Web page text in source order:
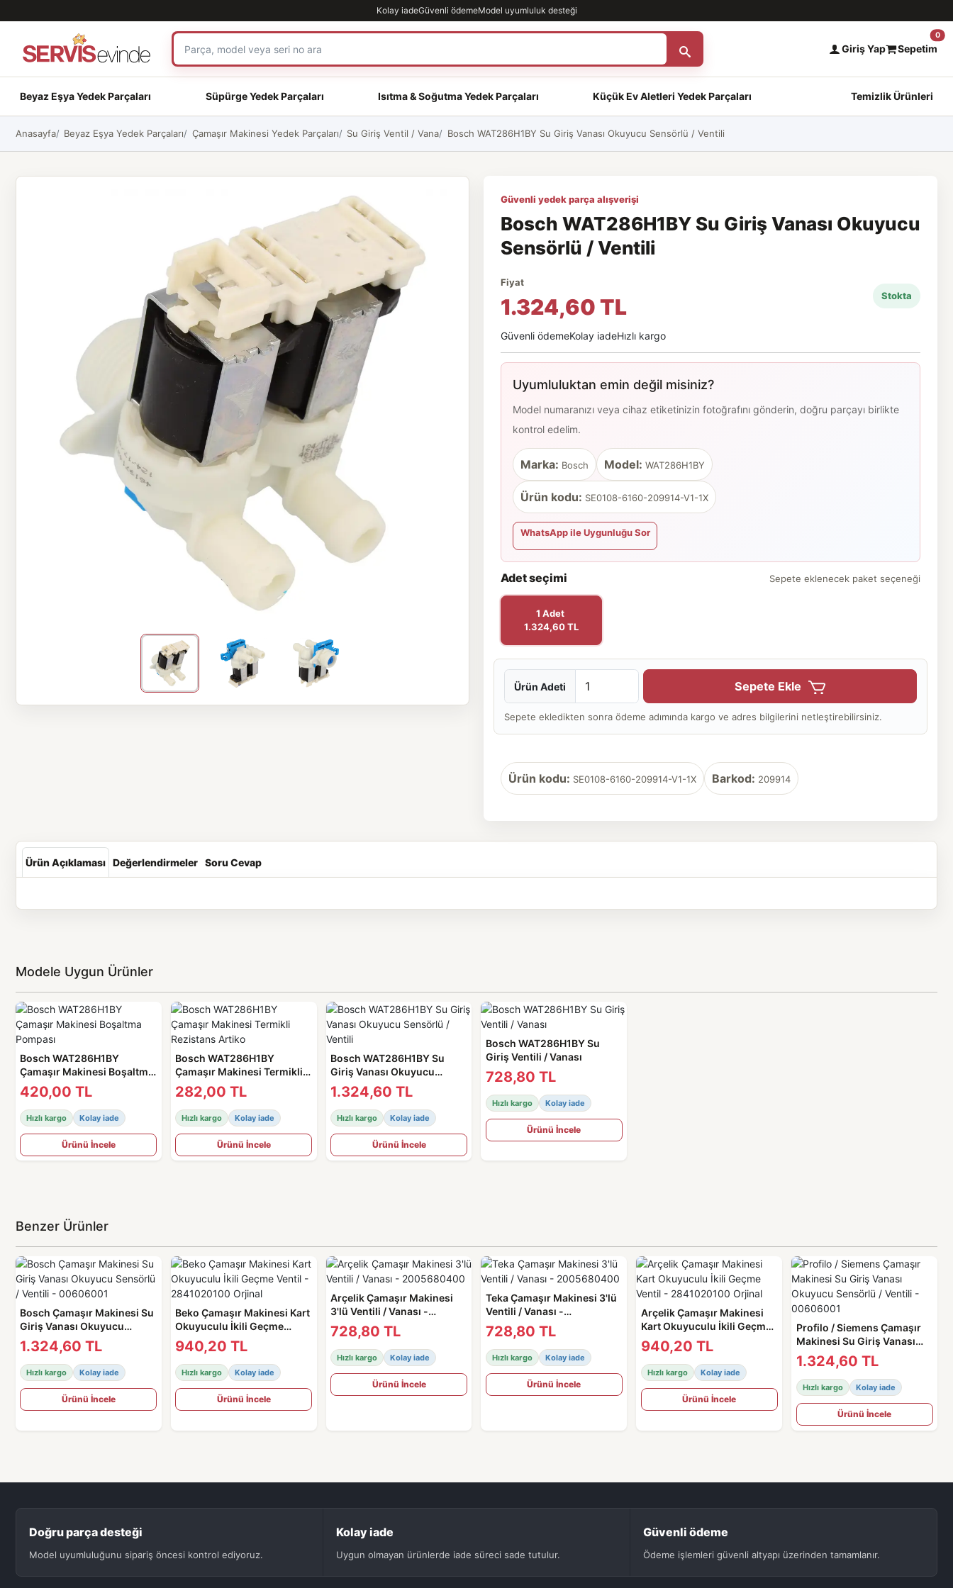
Kolay iadeGüvenli ödemeModel uyumluluk desteği
Giriş Yap Sepetim
0
Beyaz Eşya Yedek Parçaları Süpürge Yedek Parçaları Isıtma & Soğutma Yedek Parçaları Küçük Ev Aletleri Yedek Parçaları Temizlik Ürünleri
Anasayfa Beyaz Eşya Yedek Parçaları Çamaşır Makinesi Yedek Parçaları Su Giriş Ventil / Vana Bosch WAT286H1BY Su Giriş Vanası Okuyucu Sensörlü / Ventili
Güvenli yedek parça alışverişi
Bosch WAT286H1BY Su Giriş Vanası Okuyucu
Sensörlü / Ventili
Fiyat
1.324,60 TL Stokta
Güvenli ödemeKolay iadeHızlı kargo
Uyumluluktan emin değil misiniz?
Model numaranızı veya cihaz etiketinizin fotoğrafını gönderin, doğru parçayı birlikte
kontrol edelim.
Marka: Bosch Model: WAT286H1BY
Ürün kodu: SE0108-6160-209914-V1-1X
WhatsApp ile Uygunluğu Sor
Adet seçimi Sepete eklenecek paket seçeneği
1 Adet
1.324,60 TL
Ürün Adeti Sepete Ekle
Sepete ekledikten sonra ödeme adımında kargo ve adres bilgilerini netleştirebilirsiniz.
Ürün kodu: SE0108-6160-209914-V1-1X Barkod: 209914
Ürün Açıklaması Değerlendirmeler Soru Cevap
Modele Uygun Ürünler
Bosch WAT286H1BY
Çamaşır Makinesi Boşaltma
Pompası
420,00 TL
Hızlı kargo Kolay iade
Ürünü İncele
Bosch WAT286H1BY
Çamaşır Makinesi Termikli
Rezistans Artiko
282,00 TL
Hızlı kargo Kolay iade
Ürünü İncele
Bosch WAT286H1BY Su
Giriş Vanası Okuyucu
Sensörlü / Ventili
1.324,60 TL
Hızlı kargo Kolay iade
Ürünü İncele
Bosch WAT286H1BY Su
Giriş Ventili / Vanası
728,80 TL
Hızlı kargo Kolay iade
Ürünü İncele
Benzer Ürünler
Bosch Çamaşır Makinesi Su
Giriş Vanası Okuyucu
Sensörlü / Ventili -
00606001
1.324,60 TL
Hızlı kargo Kolay iade
Ürünü İncele
Beko Çamaşır Makinesi Kart
Okuyuculu İkili Geçme
Ventil - 2841020100 Orjinal
940,20 TL
Hızlı kargo Kolay iade
Ürünü İncele
Arçelik Çamaşır Makinesi
3'lü Ventili / Vanası -
2005680400
728,80 TL
Hızlı kargo Kolay iade
Ürünü İncele
Teka Çamaşır Makinesi 3'lü
Ventili / Vanası -
2005680400
728,80 TL
Hızlı kargo Kolay iade
Ürünü İncele
Arçelik Çamaşır Makinesi
Kart Okuyuculu İkili Geçme
Ventil - 2841020100 Orjinal
940,20 TL
Hızlı kargo Kolay iade
Ürünü İncele
Profilo / Siemens Çamaşır
Makinesi Su Giriş Vanası
Okuyucu Sensörlü / Ventili -
00606001
1.324,60 TL
Hızlı kargo Kolay iade
Ürünü İncele
Doğru parça desteği
Model uyumluluğunu sipariş öncesi kontrol ediyoruz.
Kolay iade
Uygun olmayan ürünlerde iade süreci sade tutulur.
Güvenli ödeme
Ödeme işlemleri güvenli altyapı üzerinden tamamlanır.